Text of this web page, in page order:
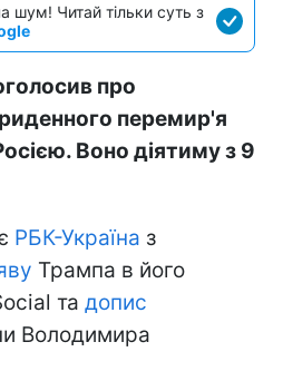
шум! Читай тільки суть з
про
перемир'я
Воно діятиму з 9
РБК-Україна з
Трампа в його
та допис
Володимира